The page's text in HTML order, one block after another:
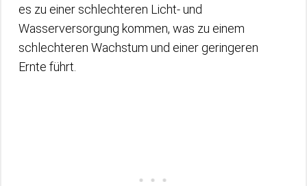
es zu einer schlechteren Licht- und
Wasserversorgung kommen, was zu einem
schlechteren Wachstum und einer geringeren
Ernte führt.